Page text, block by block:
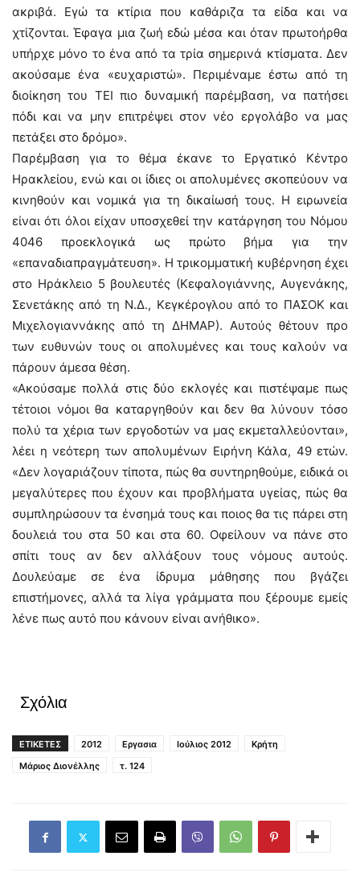
ακριβά. Εγώ τα κτίρια που καθάριζα τα είδα και να
χτίζονται. Έφαγα μια ζωή εδώ μέσα και όταν πρωτοήρθα
υπήρχε μόνο το ένα από τα τρία σημερινά κτίσματα. Δεν
ακούσαμε ένα «ευχαριστώ». Περιμέναμε έστω από τη
διοίκηση του ΤΕΙ πιο δυναμική παρέμβαση, να πατήσει
πόδι και να μην επιτρέψει στον νέο εργολάβο να μας
πετάξει στο δρόμο».
Παρέμβαση για το θέμα έκανε το Εργατικό Κέντρο
Ηρακλείου, ενώ και οι ίδιες οι απολυμένες σκοπεύουν να
κινηθούν και νομικά για τη δικαίωσή τους. Η ειρωνεία
είναι ότι όλοι είχαν υποσχεθεί την κατάργηση του Νόμου
4046 προεκλογικά ως πρώτο βήμα για την
«επαναδιαπραγμάτευση». Η τρικομματική κυβέρνηση έχει
στο Ηράκλειο 5 βουλευτές (Κεφαλογιάννης, Αυγενάκης,
Σενετάκης από τη Ν.Δ., Κεγκέρογλου από το ΠΑΣΟΚ και
Μιχελογιαννάκης από τη ΔΗΜΑΡ). Αυτούς θέτουν προ
των ευθυνών τους οι απολυμένες και τους καλούν να
πάρουν άμεσα θέση.
«Ακούσαμε πολλά στις δύο εκλογές και πιστέψαμε πως
τέτοιοι νόμοι θα καταργηθούν και δεν θα λύνουν τόσο
πολύ τα χέρια των εργοδοτών να μας εκμεταλλεύονται»,
λέει η νεότερη των απολυμένων Ειρήνη Κάλα, 49 ετών.
«Δεν λογαριάζουν τίποτα, πώς θα συντηρηθούμε, ειδικά οι
μεγαλύτερες που έχουν και προβλήματα υγείας, πώς θα
συμπληρώσουν τα ένσημά τους και ποιος θα τις πάρει στη
δουλειά του στα 50 και στα 60. Οφείλουν να πάνε στο
σπίτι τους αν δεν αλλάξουν τους νόμους αυτούς.
Δουλεύαμε σε ένα ίδρυμα μάθησης που βγάζει
επιστήμονες, αλλά τα λίγα γράμματα που ξέρουμε εμείς
λένε πως αυτό που κάνουν είναι ανήθικο».
Σχόλια
ΕΤΙΚΕΤΕΣ 2012 Εργασια Ιούλιος 2012
Κρήτη
Μάριος Διονέλλης
τ. 124